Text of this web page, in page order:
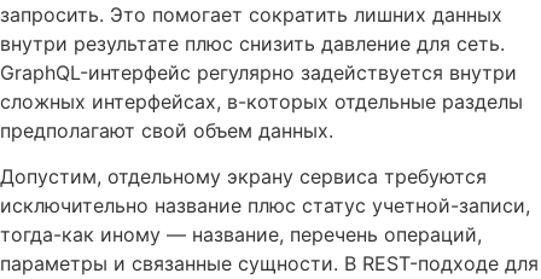
запросить. Это помогает сократить лишних данных
внутри результате плюс снизить давление для сеть.
GraphQL-интерфейс регулярно задействуется внутри
сложных интерфейсах, в-которых отдельные разделы
предполагают свой объем данных.
Допустим, отдельному экрану сервиса требуются
исключительно название плюс статус учетной-записи,
тогда-как иному — название, перечень операций,
параметры и связанные сущности. В REST-подходе для